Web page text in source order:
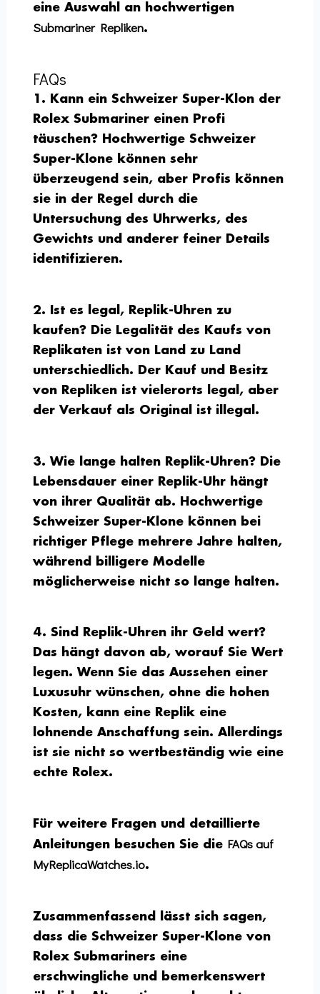
eine Auswahl an hochwertigen
Submariner Repliken.
FAQs
1. Kann ein Schweizer Super-Klon der
Rolex Submariner einen Profi
täuschen? Hochwertige Schweizer
Super-Klone können sehr
überzeugend sein, aber Profis können
sie in der Regel durch die
Untersuchung des Uhrwerks, des
Gewichts und anderer feiner Details
identifizieren.
2. Ist es legal, Replik-Uhren zu
kaufen? Die Legalität des Kaufs von
Replikaten ist von Land zu Land
unterschiedlich. Der Kauf und Besitz
von Repliken ist vielerorts legal, aber
der Verkauf als Original ist illegal.
3. Wie lange halten Replik-Uhren? Die
Lebensdauer einer Replik-Uhr hängt
von ihrer Qualität ab. Hochwertige
Schweizer Super-Klone können bei
richtiger Pflege mehrere Jahre halten,
während billigere Modelle
möglicherweise nicht so lange halten.
4. Sind Replik-Uhren ihr Geld wert?
Das hängt davon ab, worauf Sie Wert
legen. Wenn Sie das Aussehen einer
Luxusuhr wünschen, ohne die hohen
Kosten, kann eine Replik eine
lohnende Anschaffung sein. Allerdings
ist sie nicht so wertbeständig wie eine
echte Rolex.
Für weitere Fragen und detaillierte
Anleitungen besuchen Sie die FAQs auf
MyReplicaWatches.io.
Zusammenfassend lässt sich sagen,
dass die Schweizer Super-Klone von
Rolex Submariners eine
erschwingliche und bemerkenswert